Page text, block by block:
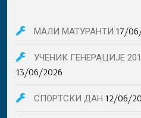
МАЛИ МАТУРАНТИ 17/
УЧЕНИК ГЕНЕРАЦИЈЕ
13/06/2026
СПОРТСКИ ДАН 12/06/